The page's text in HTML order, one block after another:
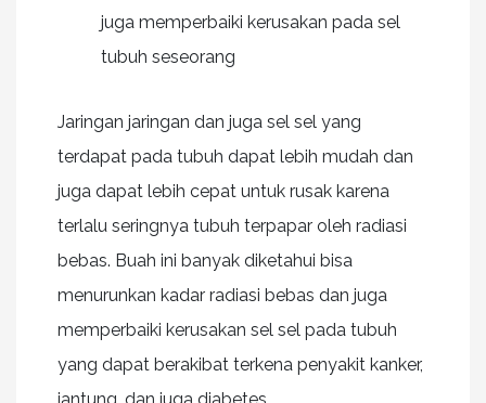
juga memperbaiki kerusakan pada sel
tubuh seseorang
Jaringan jaringan dan juga sel sel yang
terdapat pada tubuh dapat lebih mudah dan
juga dapat lebih cepat untuk rusak karena
terlalu seringnya tubuh terpapar oleh radiasi
bebas. Buah ini banyak diketahui bisa
menurunkan kadar radiasi bebas dan juga
memperbaiki kerusakan sel sel pada tubuh
yang dapat berakibat terkena penyakit kanker,